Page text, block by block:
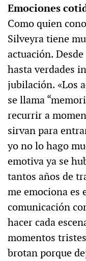
Emociones
Como quien
Silveyra tiene
actuación.
hasta verdades
jubilación. «Los
se llama
recurrir a
sirvan para
yo no lo hago
emotiva ya se
tantos años de
me emociona es
comunicación
hacer cada
momentos
brotan porque